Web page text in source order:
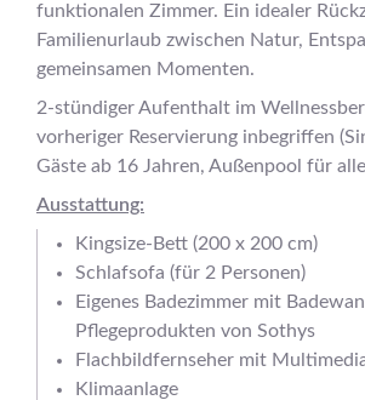
funktionalen Zimmer. Ein idealer
Familienurlaub zwischen Natur,
gemeinsamen Momenten.
2-stündiger Aufenthalt im
vorheriger Reservierung inbegriffen
Gäste ab 16 Jahren, Außenpool für
Ausstattung:
Kingsize-Bett (200 x 200 cm)
Schlafsofa (für 2 Personen)
Eigenes Badezimmer mit
Pflegeprodukten von Sothys
Flachbildfernseher mit
Klimaanlage